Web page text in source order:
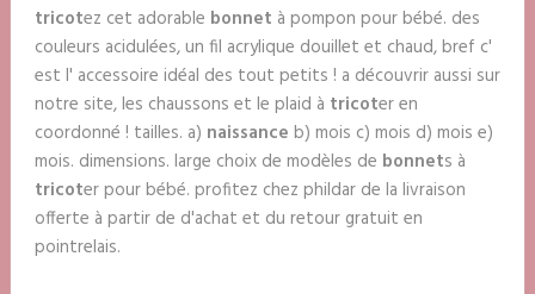
tricotez cet adorable bonnet à pompon pour bébé. des
couleurs acidulées, un fil acrylique douillet et chaud, bref c'
est l' accessoire idéal des tout petits ! a découvrir aussi sur
notre site, les chaussons et le plaid à tricoter en
coordonné ! tailles. a) naissance b) mois c) mois d) mois e)
mois. dimensions. large choix de modèles de bonnets à
tricoter pour bébé. profitez chez phildar de la livraison
offerte à partir de d'achat et du retour gratuit en
pointrelais.